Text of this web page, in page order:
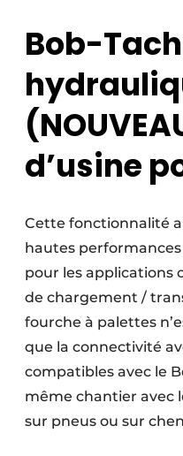
Bob-Tach
d’usine
Cette fonctionnalité
hautes
pour les applications
de chargement /
fourche à palettes
que la connectivité
compatibles avec le
même chantier avec
sur pneus ou sur